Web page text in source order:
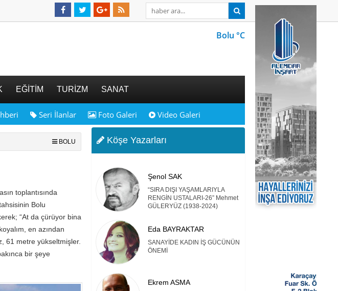
Bolu °C
EĞİTİM TURİZM SANAT
Seri İlanlar Foto Galeri Video Galeri
BOLU
toplantısında
Bolu
“At da çürüyor bina
en azından
61 metre yükseltmişler.
bir şeye
Köşe Yazarları
Şenol SAK
“SIRA DIŞI YAŞAMLARIYLA
RENGİN USTALARI-26” Mehmet
GÜLERYÜZ (1938-2024)
Eda BAYRAKTAR
SANAYİDE KADIN İŞ GÜCÜNÜN
ÖNEMİ
Ekrem ASMA